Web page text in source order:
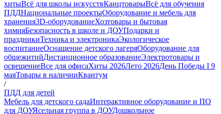
хитыВсё для школы искусствКанцтоварыВсё для обучения
ПДДНациональные проектыОборудование и мебель для
хранения3D-оборудованиеХозтовары и бытовая
химияБезопасность в школе и ДОУПодарки и
праздникиТехника и электроникаЭкологическое
воспитаниеОснащение детского лагеряОборудование для
общежитийДистанционное образованиеЭлектротовары и
освещениеВсе для офисаХиты 2026Лето 2026День Победы I 9
маяТовары в наличииКвантум
/
ПДД для детей
Мебель для детского садаИнтерактивное оборудование и ПО
для ДОУЯсельная группа в ДОУДошкольное